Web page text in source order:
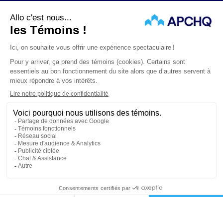
Suivez-nous
ÉNONCÉS LÉGAUX
CONFIDENTIALITÉ
PROTECTION DES RENSEIGNEMENTS PERSONNELS
© APCHQ 2026. TOUS DROITS RÉSERVÉS.